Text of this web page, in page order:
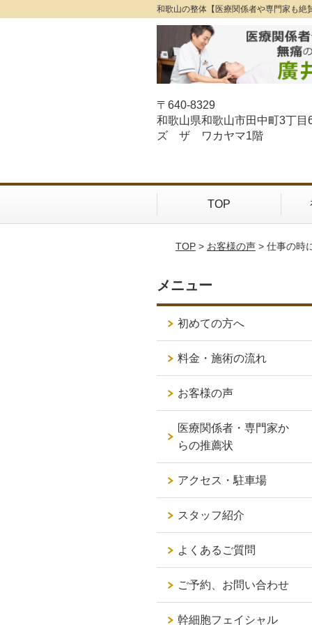
和歌山の整体【医療関係者や専門家も絶
〒640-8329
和歌山県和歌山市田中町3丁
ズ ザ ワカヤマ1階
TOP
TOP> お客様の声> 仕事の時
メニュー
初めての方へ
料金・施術の流れ
お客様の声
医療関係者・専門家か
らの推薦状
アクセス・駐車場
スタッフ紹介
よくあるご質問
ご予約、お問い合わせ
幹細胞フェイシャル